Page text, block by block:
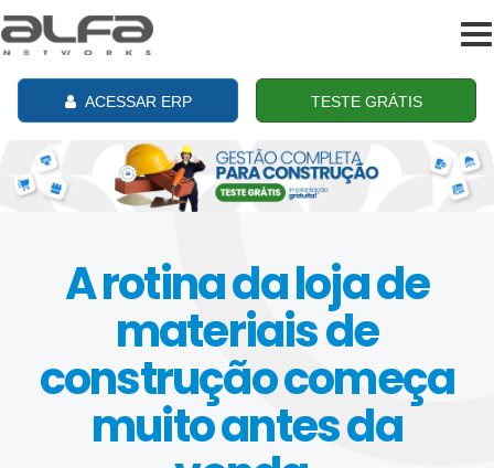
ACESSAR ERP TESTE GRÁTIS
A rotina da loja de
materiais de
construção começa
muito antes da